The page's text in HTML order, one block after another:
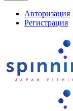
Авторизация
Регистрация